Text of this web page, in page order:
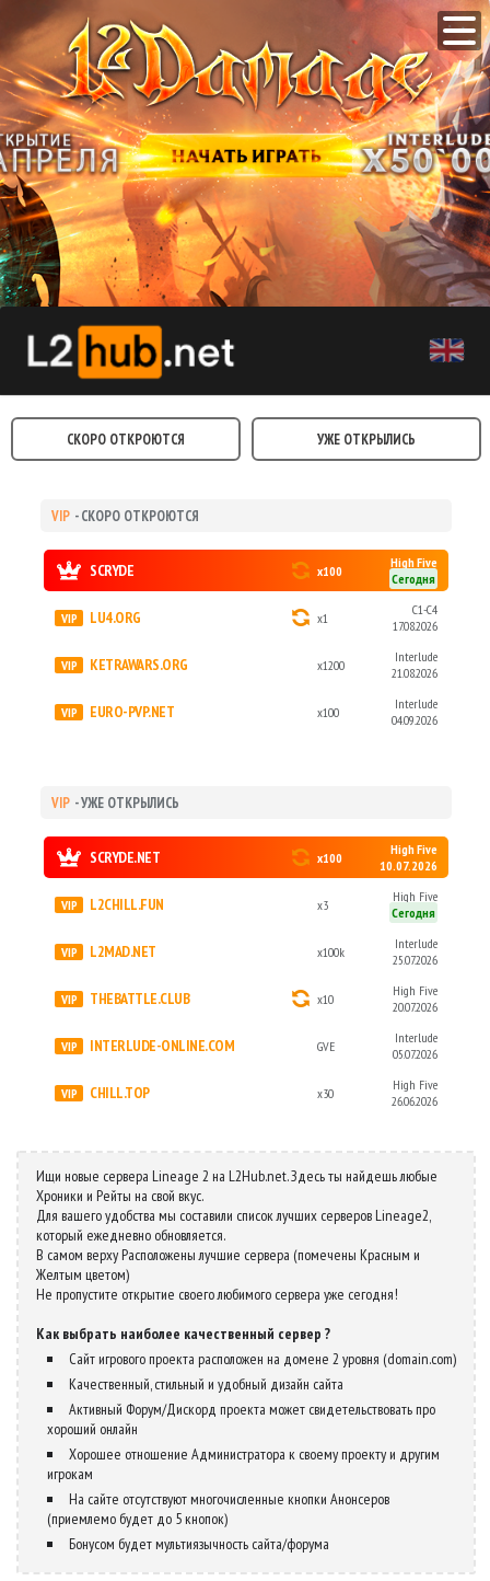
СКОРО ОТКРОЮТСЯ УЖЕ ОТКРЫЛИСЬ
VIP - СКОРО ОТКРОЮТСЯ
SCRYDE x100
High Five
Сегодня
LU4.ORG x1
C1-C4
17.08.2026
KETRAWARS.ORG x1200
Interlude
21.08.2026
EURO-PVP.NET x100
Interlude
04.09.2026
VIP - УЖЕ ОТКРЫЛИСЬ
SCRYDE.NET x100
High Five
10.07.2026
L2CHILL.FUN x3
High Five
Сегодня
L2MAD.NET x100k
Interlude
25.07.2026
THEBATTLE.CLUB x10
High Five
20.07.2026
INTERLUDE-ONLINE.COM GVE
Interlude
05.07.2026
CHILL.TOP x30
High Five
26.06.2026
Ищи новые сервера Lineage 2 на L2Hub.net. Здесь ты найдешь любые
Хроники и Рейты на свой вкус.
Для вашего удобства мы составили список лучших серверов Lineage2,
который ежедневно обновляется.
В самом верху Расположены лучшие сервера (помечены Красным и
Желтым цветом)
Не пропустите открытие своего любимого сервера уже сегодня!
Как выбрать наиболее качественный сервер ?
Сайт игрового проекта расположен на домене 2 уровня (domain.com)
Качественный, стильный и удобный дизайн сайта
Активный Форум/Дискорд проекта может свидетельствовать про
хороший онлайн
Хорошее отношение Администратора к своему проекту и другим
игрокам
На сайте отсутствуют многочисленные кнопки Анонсеров
(приемлемо будет до 5 кнопок)
Бонусом будет мультиязычность сайта/форума